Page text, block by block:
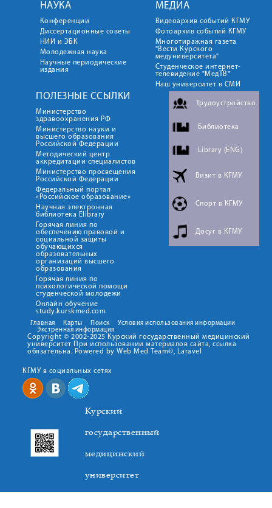
НАУКА
Конференции
Диссертационные советы
НИИ и ЭБК
Молодежная наука
Научные периодические
издания
МЕДИА
Видеоархив событий КГМУ
Фотоархив событий КГМУ
Многотиражная газета
"Вести Курского
медуниверситета"
Студенческое интернет-
телевидение "МедТВ"
Наш университет в СМИ
ПОЛЕЗНЫЕ ССЫЛКИ
Министерство
здравоохранения РФ
Министерство науки и
высшего образования
Российской Федерации
Методический центр
аккредитации специалистов
Министерство просвещения
Российской Федерации
Федеральный портал
«Российское образование»
Научная электронная
библиотека Elibrary
Горячая линия по
обеспечению правовой и
социальной защиты
обучающихся
образовательных
организаций высшего
образования
Горячая линия по
психологической помощи
студенческой молодежи
Онлайн обучение
study.kurskmed.com
Трудоустройство
Библиотека
Library (ENG)
Визит в КГМУ
Спорт в КГМУ
Досуг в КГМУ
Главная Карты Поиск
Условия использования информации
Экстренная информация
Copyright © 2002-2025 Курский государственный медицинский
университет При использовании материалов сайта, ссылка
обязательна. Powered by Web Med Team©, Laravel
КГМУ в социальных сетях
Курский
государственный
медицинский
университет